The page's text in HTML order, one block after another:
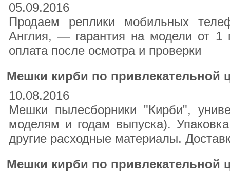
05.09.2016
Продаем реплики мобильных
Англия, — гарантия на модели от
оплата после осмотра и проверки
Мешки кирби по привлекательной
10.08.2016
Мешки пылесборники "Кирби",
моделям и годам выпуска).
другие расходные материалы.
Мешки кирби по привлекательной